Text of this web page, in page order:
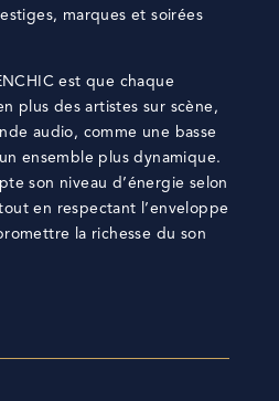
marques et soirées
est que chaque
plus des artistes sur scène,
audio, comme une basse
ensemble plus dynamique.
son niveau d’énergie selon
en respectant l’enveloppe
la richesse du son